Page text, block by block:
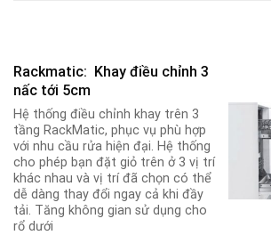
Rackmatic: Khay điều chỉnh 3
nấc tới 5cm
Hệ thống điều chỉnh khay trên 3
tầng RackMatic, phục vụ phù hợp
với nhu cầu rửa hiện đại. Hệ thống
cho phép bạn đặt giỏ trên ở 3 vị trí
khác nhau và vị trí đã chọn có thể
dễ dàng thay đổi ngay cả khi đầy
tải. Tăng không gian sử dụng cho
rổ dưới